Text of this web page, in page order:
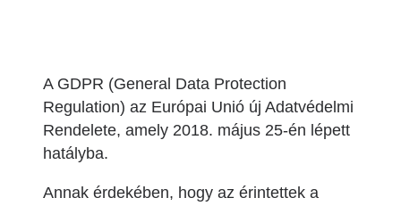
A GDPR (General Data Protection
Regulation) az Európai Unió új Adatvédelmi
Rendelete, amely 2018. május 25-én lépett
hatályba.
Annak érdekében, hogy az érintettek a